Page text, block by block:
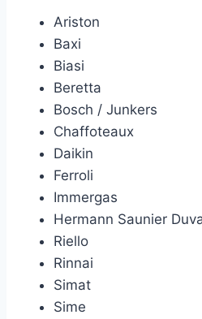
Ariston
Baxi
Biasi
Beretta
Bosch / Junkers
Chaffoteaux
Daikin
Ferroli
Immergas
Hermann Saunier
Riello
Rinnai
Simat
Sime